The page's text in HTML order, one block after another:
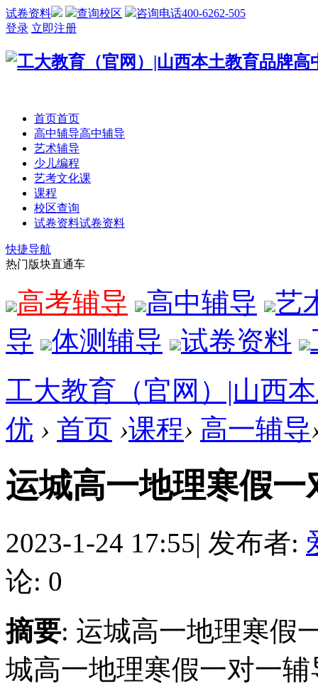
试卷资料 查询校区
咨询电话400-6262-505
登录 立即注册
首页首页
高中辅导高中辅导
艺术辅导
少儿编程
艺考文化课
课程
校区查询
试卷资料试卷资料
快捷导航
热门版块直通车
高考辅导 高中辅导
艺
导
体测辅导 试卷资料
工大教育（官网）|山西
优 › 首页 ›课程› 高一辅导
运城高一地理寒假一
2023-1-24 17:55| 发布者:
论: 0
摘要: 运城高一地理寒假
城高一地理寒假一对一